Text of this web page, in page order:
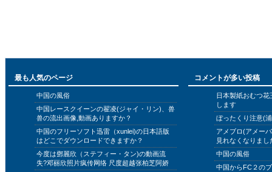
最も人気のページ
中国の風俗
中国レースクイーンの翟凌(ジャイ・リン)、兽
兽の流出画像,動画ありますか？
中国のフリーソフト迅雷（xunlei)の日本語版
はどこでダウンロードできますか？
今度は鄧麗欣（ステフィー・タン)の動画流
失?邓丽欣照片疯传网络 尺度超越张柏芝阿娇
コメントが多い投稿
日本製紙おむつ
します
ぼったくり注意(
アメブロ(アメー
見れなくなりまし
中国の風俗
中国からFC２の